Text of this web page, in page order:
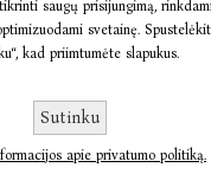
autoritetas ir
pradėjo ligi šiol
Absurdas,
temos, plėtojamos
palikime. 1957 m.
literatūros premija.
saugų prisijungimą,
svetainę.
kad priimtumėte slapukus.
Sutinku
apie privatumo politiką.